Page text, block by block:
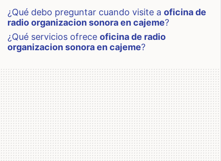
¿qué debo preguntar cuando visite a oficina de
radio organizacion sonora en cajeme?
¿qué servicios ofrece oficina de radio
organizacion sonora en cajeme?